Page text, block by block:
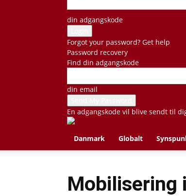
din adgangskode
Forgot your password? Get help
Password recovery
Find din adgangskode
din email
En adgangskode vil blive sendt til
Danmark Globalt
Mobilisering